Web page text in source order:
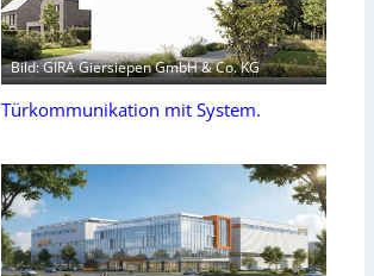
Bild: GIRA Giersiepen GmbH & Co. KG
Türkommunikation mit System.